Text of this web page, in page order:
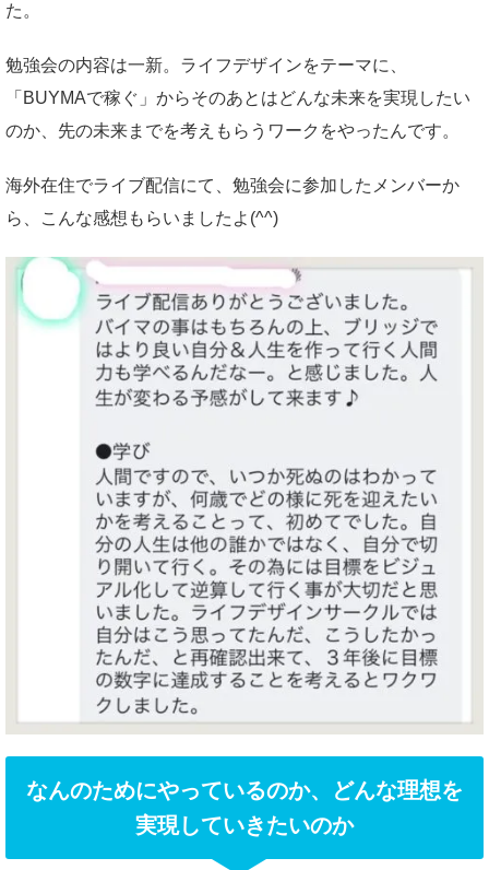
た。
勉強会の内容は一新。ライフデザインをテーマに、
「BUYMAで稼ぐ」からそのあとはどんな未来を実現したい
のか、先の未来までを考えもらうワークをやったんです。
海外在住でライブ配信にて、勉強会に参加したメンバーか
ら、こんな感想もらいましたよ(^^)
なんのためにやっているのか、どんな理想を
実現していきたいのか